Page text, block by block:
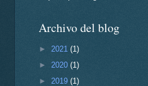
Archivo del blog
► 2021 (1)
► 2020 (1)
► 2019 (1)